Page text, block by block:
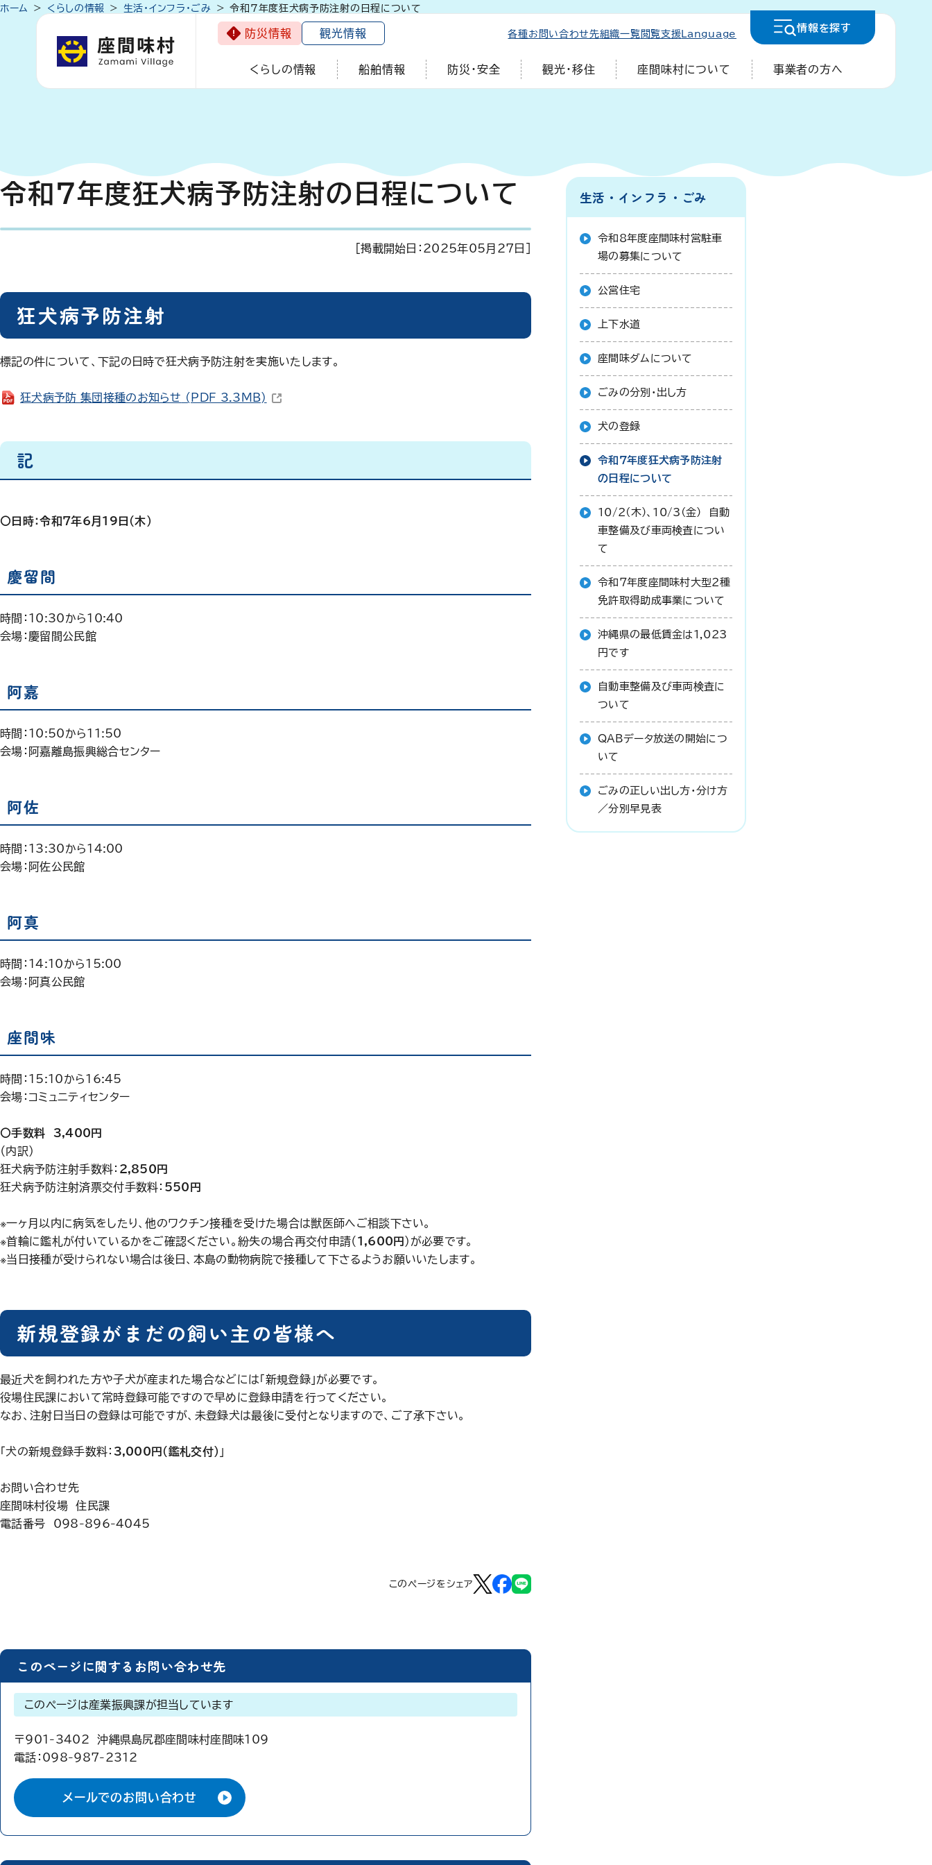
防災情報 観光情報 各種お問い合わせ先組織一覧 閲覧支援 Language
情報を探す
くらしの情報 船舶情報 防災・安全 観光・移住 座間味村について 事業者の方へ
ホーム くらしの情報 生活・インフラ・ごみ 令和7年度狂犬病予防注射の日程について
令和7年度狂犬病予防注射の日程について
[掲載開始日： 2025年05月27日
狂犬病予防注射
標記の件について、下記の日時で狂犬病予防注射を実施いたします。
狂犬病予防 集団接種のお知らせ (PDF 3.3MB) （新しいウィンドウで開きます）
記
〇日時：令和7年6月19日（木）
慶留間
時間：10:30から10:40
会場：慶留間公民館
阿嘉
時間：10:50から11:50
会場：阿嘉離島振興総合センター
阿佐
時間：13:30から14:00
会場：阿佐公民館
阿真
時間：14:10から15:00
会場：阿真公民館
座間味
時間：15:10から16:45
会場：コミュニティセンター
〇手数料 3,400円
（内訳）
狂犬病予防注射手数料： 2,850円
狂犬病予防注射済票交付手数料： 550円
※一ヶ月以内に病気をしたり、他のワクチン接種を受けた場合は獣医師へご相談下さい。
※首輪に鑑札が付いているかをご確認ください。紛失の場合再交付申請（ 1,600円 ）が必要です。
※当日接種が受けられない場合は後日、本島の動物病院で接種して下さるようお願いいたします。
新規登録がまだの飼い主の皆様へ
最近犬を飼われた方や子犬が産まれた場合などには「新規登録」が必要です。
役場住民課において常時登録可能ですので早めに登録申請を行ってください。
なお、注射日当日の登録は可能ですが、未登録犬は最後に受付となりますので、ご了承下さい。
「犬の新規登録手数料： 3,000円（鑑札交付） 」
お問い合わせ先
座間味村役場 住民課
電話番号 098-896-4045
このページをシェア
このページに関するお問い合わせ先
このページは産業振興課が担当しています
〒901-3402 沖縄県島尻郡座間味村座間味109
電話： 098-987-2312
メールでのお問い合わせ
生活・インフラ・ごみ
令和8年度座間味村営駐車
場の募集について
公営住宅
上下水道
座間味ダムについて
ごみの分別・出し方
犬の登録
令和7年度狂犬病予防注射
の日程について
10/2(木)、10/3(金) 自動
車整備及び車両検査につい
て
令和７年度座間味村大型２種
免許取得助成事業について
沖縄県の最低賃金は1,023
円です
自動車整備及び車両検査に
ついて
QABデータ放送の開始につ
いて
ごみの正しい出し方・分け方
／分別早見表